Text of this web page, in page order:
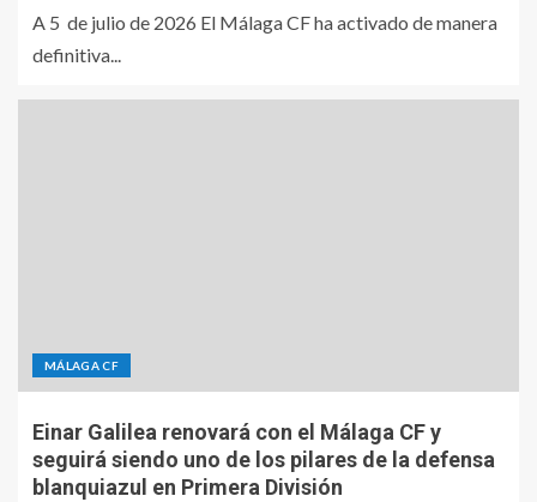
A 5 de julio de 2026 El Málaga CF ha activado de manera
definitiva...
MÁLAGA CF
Einar Galilea renovará con el Málaga CF y
seguirá siendo uno de los pilares de la defensa
blanquiazul en Primera División